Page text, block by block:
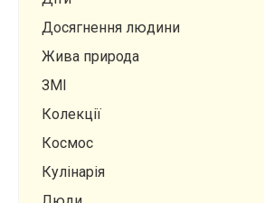
Досягнення людини
Жива природа
ЗМІ
Колекції
Космос
Кулінарія